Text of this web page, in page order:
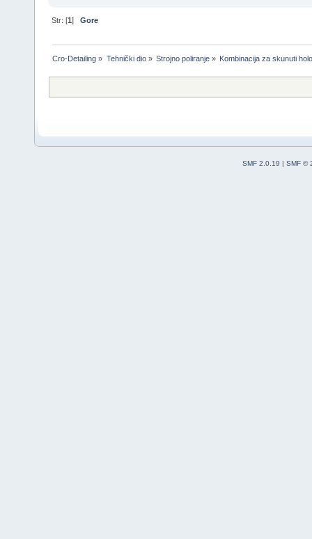
Str: [1]Gore
Cro-Detailing » Tehnički dio» Strojno poliranje» Kombinacija za skunuti
SMF 2.0.19 | SMF ©